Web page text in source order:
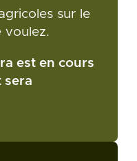
sur le
voulez.
est en cours
sera